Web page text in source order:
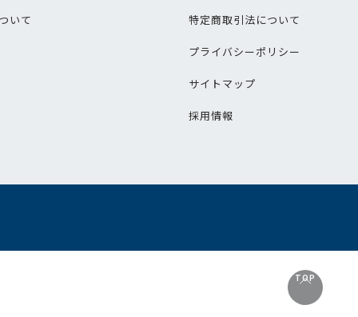
TOP
いて 特定商取引法について
プライバシーポリシー
サイトマップ
採用情報